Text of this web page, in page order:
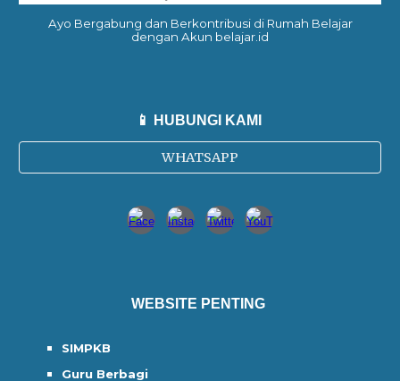
Ayo Bergabung dan Berkontribusi di Rumah Belajar
dengan Akun belajar.id
📱 HUBUNGI KAMI
WHATSAPP
WEBSITE PENTING
SIMPKB
Guru Berbagi